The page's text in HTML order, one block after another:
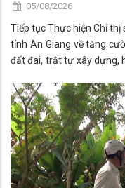
05/08/2026
Tiếp tục Thực hiện Chỉ thị
tỉnh An Giang về tăng
đất đai, trật tự xây dựng,